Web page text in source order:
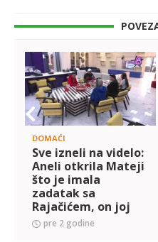
DOMAĆI
Sve izneli na videlo:
Aneli otkrila Mateji
što je imala
zadatak sa
Rajačićem, on joj
sasuo istinu u lice
(VIDEO)
pre 2 godine